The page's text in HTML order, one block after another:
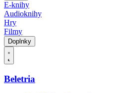
E-knihy
Audioknihy
Hry
Filmy
Doplnky
Beletria